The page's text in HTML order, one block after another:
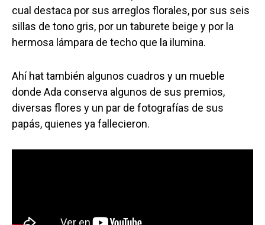
cual destaca por sus arreglos florales, por sus seis
sillas de tono gris, por un taburete beige y por la
hermosa lámpara de techo que la ilumina.
Ahí hat también algunos cuadros y un mueble
donde Ada conserva algunos de sus premios,
diversas flores y un par de fotografías de sus
papás, quienes ya fallecieron.